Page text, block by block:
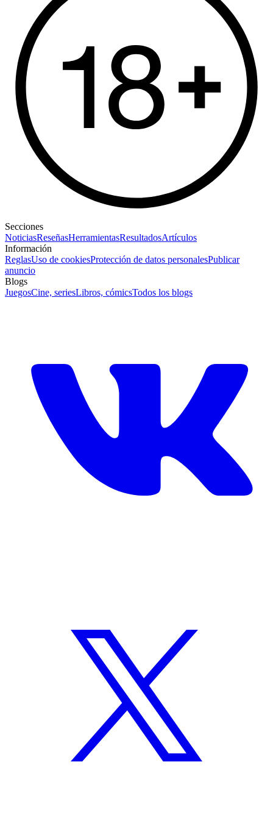
Secciones
NoticiasReseñasHerramientasResultadosArtículos
Información
ReglasUso de cookiesProtección de datos personalesPublicar
anuncio
Blogs
JuegosCine, seriesLibros, cómicsTodos los blogs